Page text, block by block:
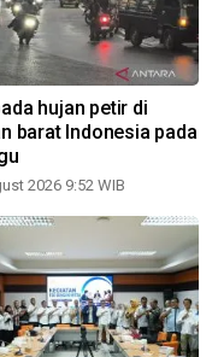
hujan petir di
barat Indonesia pada
2026 9:52 WIB